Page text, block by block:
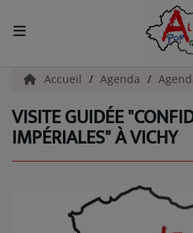
ACCUEIL
Actualités
INFOS - ALLIER
AGENDA CULTUREL - ALLIER
INFOS POP ROCK
Accueil Agenda
VISITE GUIDÉE
IMPÉRIALES" À VICHY